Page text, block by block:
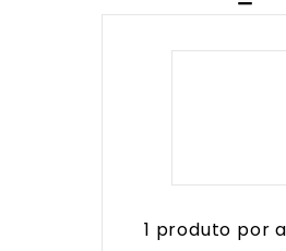
1 produto por